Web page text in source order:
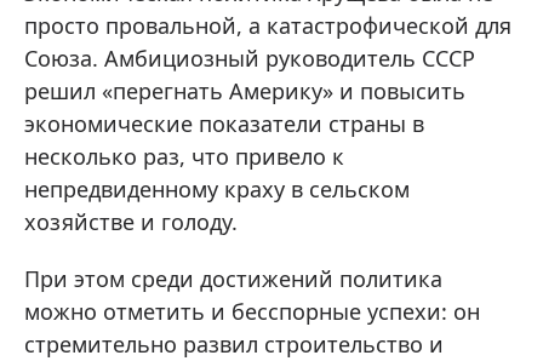
просто провальной, а катастрофической для
Союза. Амбициозный руководитель СССР
решил «перегнать Америку» и повысить
экономические показатели страны в
несколько раз, что привело к
непредвиденному краху в сельском
хозяйстве и голоду.
При этом среди достижений политика
можно отметить и бесспорные успехи: он
стремительно развил строительство и